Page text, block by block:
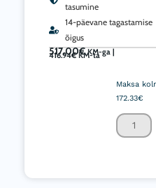
tasumine
14-päevane tagastamise
õigus
517.00€ KM-ga |
416.94€KM-ta
Maksa
172.33€
kollane